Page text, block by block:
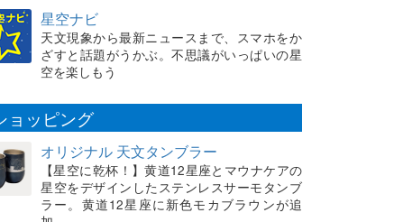
星空ナビ
天文現象から最新ニュースまで、スマホをか
ざすと話題がうかぶ。不思議がいっぱいの星
空を楽しもう
ョッピング
オリジナル 天文タンブラー
【星空に乾杯！】黄道12星座とマウナケアの
星空をデザインしたステンレスサーモタンブ
ラー。黄道12星座に新色モカブラウンが追